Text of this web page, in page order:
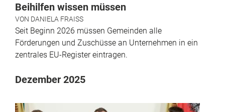
Beihilfen wissen müssen
VON DANIELA FRAISS
Seit Beginn 2026 müssen Gemeinden alle
Förderungen und Zuschüsse an Unternehmen in ein
zentrales EU-Register eintragen.
Dezember 2025